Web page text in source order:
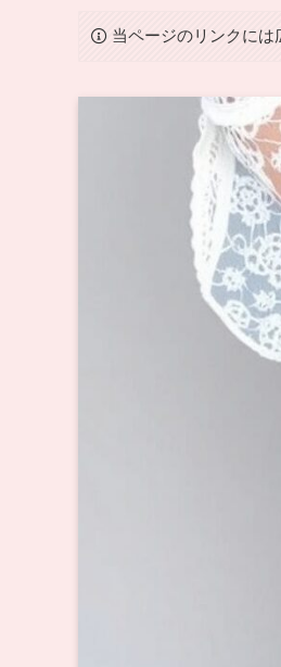
当ページのリンクには